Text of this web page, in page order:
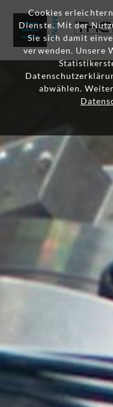
Cookies
Dienste. Mit der
Sie sich damit
verwenden. Unsere
abwählen.